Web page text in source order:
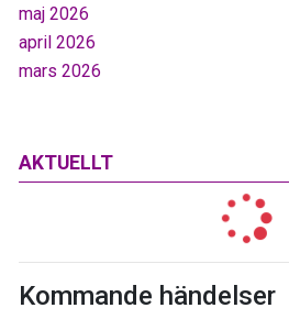
maj 2026
april 2026
mars 2026
AKTUELLT
Kommande händelser